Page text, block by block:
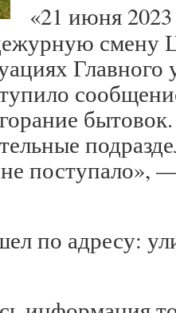
«21 июня 2023
смену
поступало»,
по адресу: